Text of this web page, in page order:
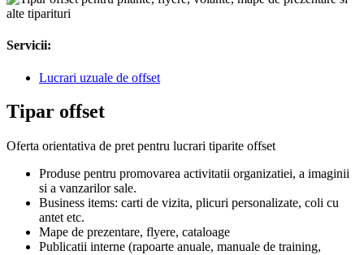
Servicii:
Lucrari uzuale de offset
Tipar offset
Oferta orientativa de pret pentru lucrari tiparite offset
Produse pentru promovarea activitatii organizatiei, a imaginii
si a vanzarilor sale.
Business items: carti de vizita, plicuri personalizate, coli cu
antet etc.
Mape de prezentare, flyere, cataloage
Publicatii interne (rapoarte anuale, manuale de training,